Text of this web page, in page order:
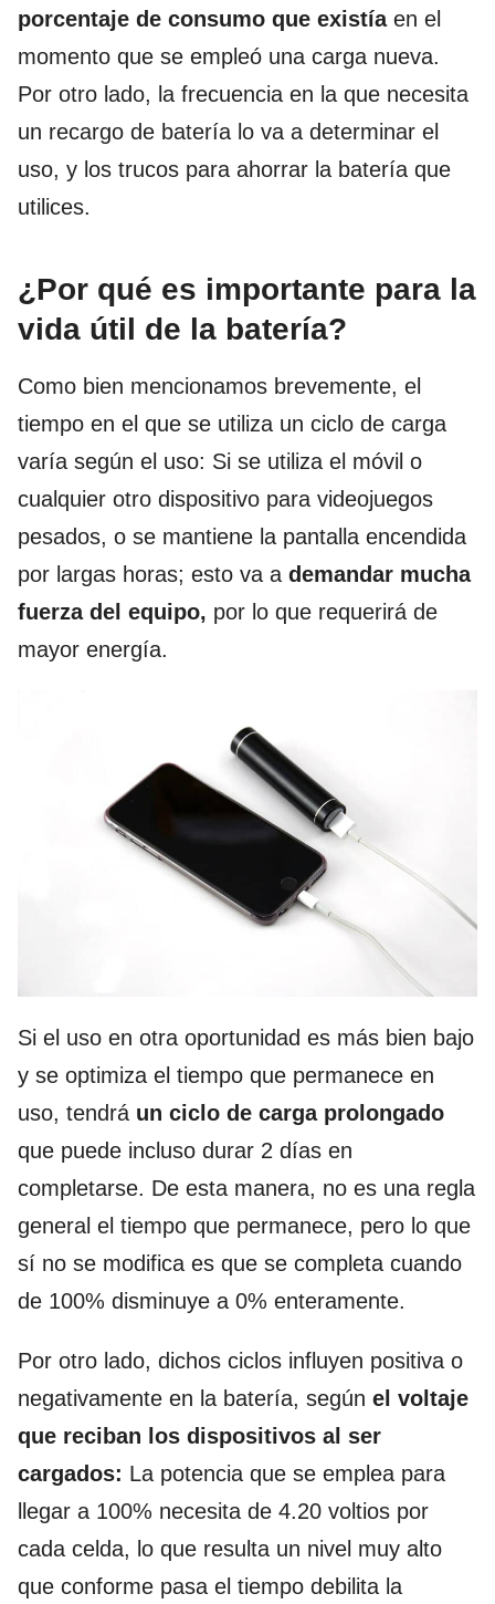
porcentaje de consumo que existíaen el
momento que se empleó una carga nueva.
Por otro lado, la frecuencia en la que necesita
un recargo de batería lo va a determinar el
uso, y los trucos para ahorrar la batería que
utilices.
¿Por qué es importante para la
vida útil de la batería?
Como bien mencionamos brevemente, el
tiempo en el que se utiliza un ciclo de carga
varía según el uso: Si se utiliza el móvil o
cualquier otro dispositivo para videojuegos
pesados, o se mantiene la pantalla encendida
por largas horas; esto va a demandar mucha
fuerza del equipo, por lo que requerirá de
mayor energía.
Si el uso en otra oportunidad es más bien bajo
y se optimiza el tiempo que permanece en
uso, tendrá un ciclo de carga prolongado
que puede incluso durar 2 días en
completarse. De esta manera, no es una regla
general el tiempo que permanece, pero lo que
sí no se modifica es que se completa cuando
de 100% disminuye a 0% enteramente.
Por otro lado, dichos ciclos influyen positiva o
negativamente en la batería, según el voltaje
que reciban los dispositivos al ser
cargados: La potencia que se emplea para
llegar a 100% necesita de 4.20 voltios por
cada celda, lo que resulta un nivel muy alto
que conforme pasa el tiempo debilita la